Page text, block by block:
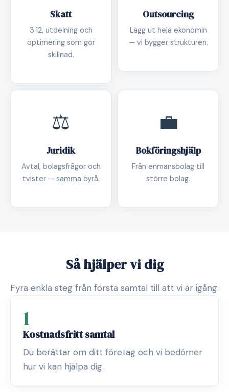
Skatt
3:12, utdelning och
optimering som gör
skillnad.
Outsourcing
Lägg ut hela ekonomin
— vi bygger strukturen.
⚖️
Juridik
Avtal, bolagsfrågor och
tvister — samma byrå.
💼
Bokföringshjälp
Från enmansbolag till
större bolag.
Så hjälper vi dig
Fyra enkla steg från första samtal till att vi är igång.
1
Kostnadsfritt samtal
Du berättar om ditt företag och vi bedömer
hur vi kan hjälpa dig.